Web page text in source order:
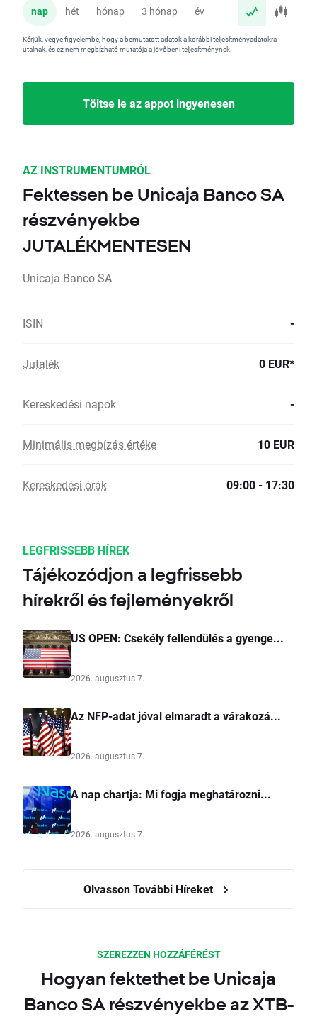
nap hét hónap 3 hónap év
Kérjük, vegye figyelembe, hogy a bemutatott adatok a korábbi teljesítményadatokra
utalnak, és ez nem megbízható mutatója a jövőbeni teljesítménynek.
Töltse le az appot ingyenesen
AZ INSTRUMENTUMRÓL
Fektessen be Unicaja Banco SA
részvényekbe
JUTALÉKMENTESEN
Unicaja Banco SA
ISIN -
Jutalék 0 EUR*
Kereskedési napok -
Minimális megbízás értéke 10 EUR
Kereskedési órák 09:00 - 17:30
LEGFRISSEBB HÍREK
Tájékozódjon a legfrissebb
hírekről és fejleményekről
US OPEN: Csekély fellendülés a gyenge...
2026. augusztus 7.
Az NFP-adat jóval elmaradt a várakozá...
2026. augusztus 7.
A nap chartja: Mi fogja meghatározni...
2026. augusztus 7.
Olvasson További Híreket
SZEREZZEN HOZZÁFÉRÉST
Hogyan fektethet be Unicaja
Banco SA részvényekbe az XTB-